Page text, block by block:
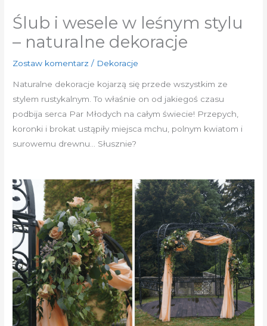
Ślub i wesele w leśnym stylu
– naturalne dekoracje
Zostaw komentarz / Dekoracje
Naturalne dekoracje kojarzą się przede wszystkim ze
stylem rustykalnym. To właśnie on od jakiegoś czasu
podbija serca Par Młodych na całym świecie! Przepych,
koronki i brokat ustąpiły miejsca mchu, polnym kwiatom i
surowemu drewnu… Słusznie?